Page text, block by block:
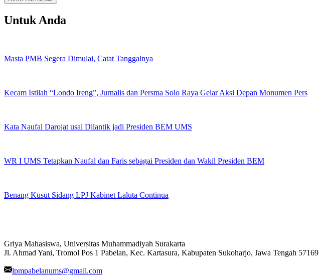
Untuk Anda
Masta PMB Segera Dimulai, Catat Tanggalnya
Kecam Istilah “Londo Ireng”, Jurnalis dan Persma Solo Raya Gelar Aksi Depan Monumen Pers
Kata Naufal Darojat usai Dilantik jadi Presiden BEM UMS
WR I UMS Tetapkan Naufal dan Faris sebagai Presiden dan Wakil Presiden BEM
Benang Kusut Sidang LPJ Kabinet Laluta Continua
Griya Mahasiswa, Universitas Muhammadiyah Surakarta
Jl. Ahmad Yani, Tromol Pos 1 Pabelan, Kec. Kartasura, Kabupaten Sukoharjo, Jawa Tengah 57169
lpmpabelanums@gmail.com